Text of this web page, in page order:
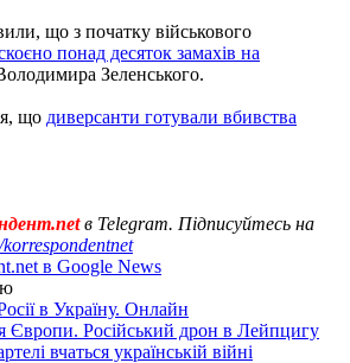
що з початку військового
понад десяток замахів на
Зеленського.
що диверсанти готували вбивства
в Telegram. Підписуйтесь на
в Google News
в Україну. Онлайн
Європи. Російський дрон в Лейпцигу
вчаться українській війні